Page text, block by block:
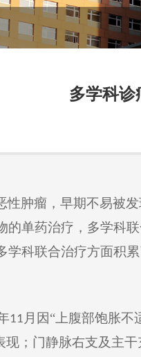
多学科诊
性肿瘤，早期不易被发
的单药治疗，多学科
学科联合治疗方面积
11 月因“上腹部饱胀不
现； 门静脉右支及主干